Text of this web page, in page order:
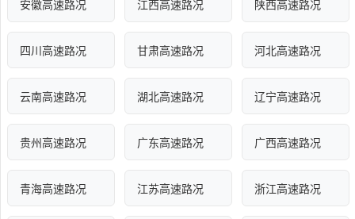
安徽高速路况 江西高速路况 陕西高速路况
四川高速路况 甘肃高速路况 河北高速路况
云南高速路况 湖北高速路况 辽宁高速路况
贵州高速路况 广东高速路况 广西高速路况
青海高速路况 江苏高速路况 浙江高速路况